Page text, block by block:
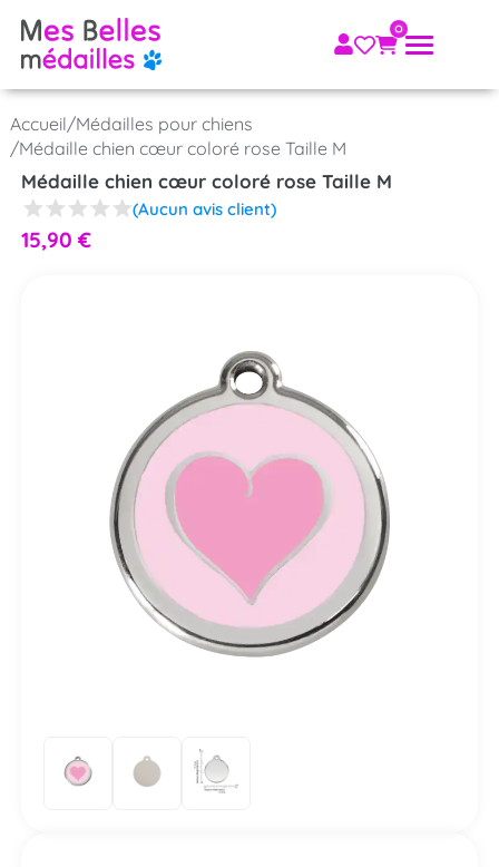
Accueil/Médailles pour chiens
/Médaille chien cœur coloré rose Taille M
Médaille chien cœur coloré rose Taille M
(Aucun avis client)
15,90 €